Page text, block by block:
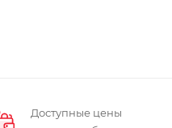
Доступные цены